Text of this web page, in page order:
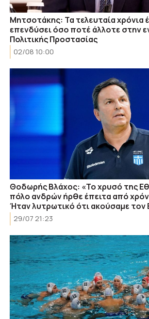
Μητσοτάκης: Τα τελευταία χρόνια
επενδύσει όσο ποτέ άλλοτε στην
Πολιτικής Προστασίας
02/08 10:00
Θοδωρής Βλάχος: «Το χρυσό της
πόλο ανδρών ήρθε έπειτα από
Ήταν λυτρωτικό ότι ακούσαμε τον
29/07 21:23